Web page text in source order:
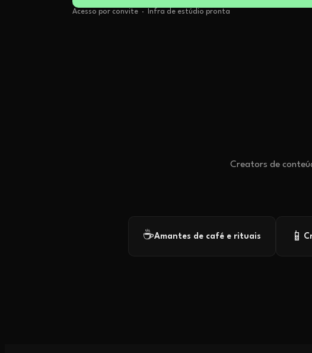
Acesso por convite · Infra de estúdio pronta
Creators de
☕Amantes de café e rituais 📱